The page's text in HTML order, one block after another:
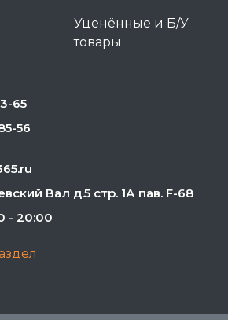
Уценённые и Б/У
товары
65
56
Вал д.5 стр. 1А пав. F-68
- 20:00